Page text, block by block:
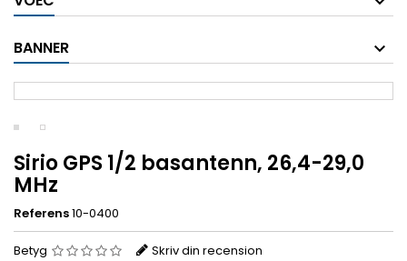
BANNER
Sirio GPS 1/2 basantenn, 26,4-29,0
MHz
Referens10-0400
Betyg Skriv din recension